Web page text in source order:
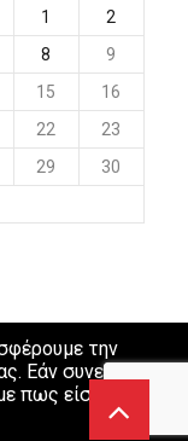
1
2
8
9
15
16
22
23
29
30
την
Εάν συνεχίσετε να
πως είστε